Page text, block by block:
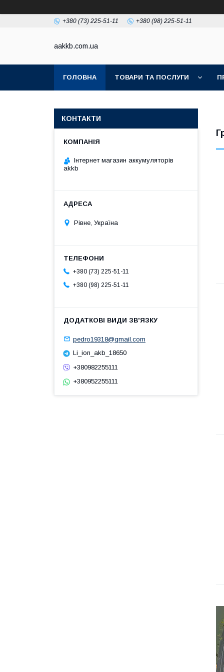
+380 (73) 225-51-11 +380 (98) 225-51-11
aakkb.com.ua
ГОЛОВНА ТОВАРИ ТА ПОСЛУГИ
КОНТАКТИ
Інтернет магазин аккумуляторів
akkb
Рівне, Україна
+380 (73) 225-51-11
+380 (98) 225-51-11
pedro19318@gmail.com
Li_ion_akb_18650
+380982255111
+380952255111